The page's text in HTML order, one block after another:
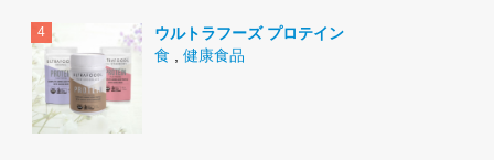
ウルトラフーズ プロテイン
食
健康食品